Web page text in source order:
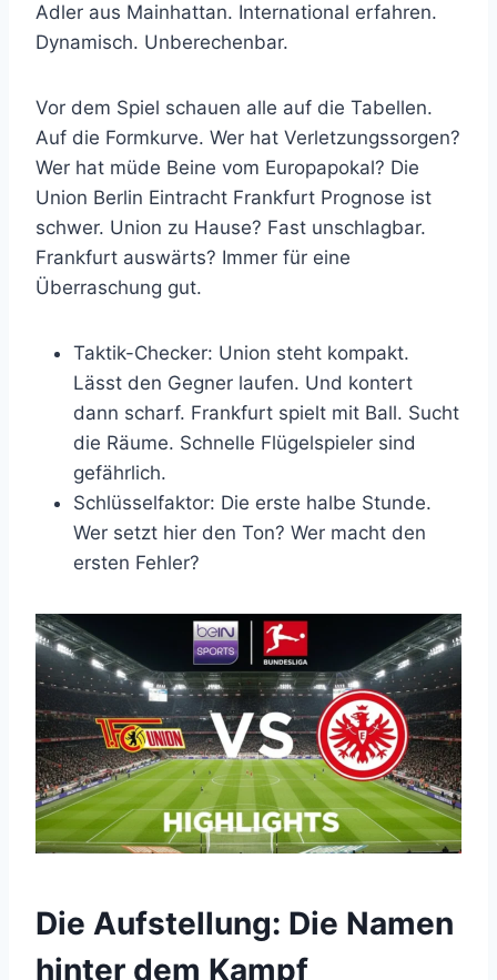
Adler aus Mainhattan. International erfahren.
Dynamisch. Unberechenbar.
Vor dem Spiel schauen alle auf die Tabellen.
Auf die Formkurve. Wer hat Verletzungssorgen?
Wer hat müde Beine vom Europapokal? Die
Union Berlin Eintracht Frankfurt Prognose ist
schwer. Union zu Hause? Fast unschlagbar.
Frankfurt auswärts? Immer für eine
Überraschung gut.
Taktik-Checker: Union steht kompakt.
Lässt den Gegner laufen. Und kontert
dann scharf. Frankfurt spielt mit Ball. Sucht
die Räume. Schnelle Flügelspieler sind
gefährlich.
Schlüsselfaktor: Die erste halbe Stunde.
Wer setzt hier den Ton? Wer macht den
ersten Fehler?
Die Aufstellung: Die Namen
hinter dem Kampf